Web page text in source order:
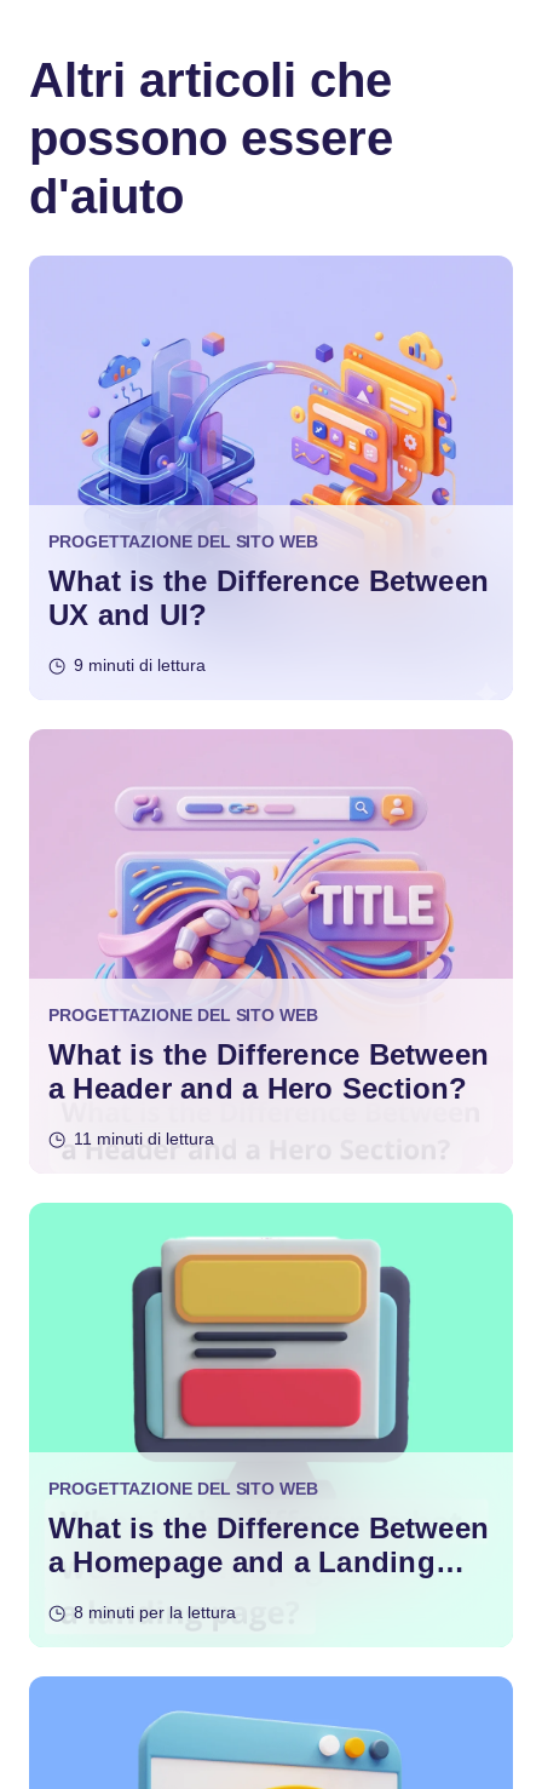
Altri articoli che
possono essere
d'aiuto
PROGETTAZIONE DEL SITO WEB
What is the Difference Between
UX and UI?
9 minuti di lettura
PROGETTAZIONE DEL SITO WEB
What is the Difference Between
a Header and a Hero Section?
11 minuti di lettura
PROGETTAZIONE DEL SITO WEB
What is the Difference Between
a Homepage and a Landing
8 minuti per la lettura